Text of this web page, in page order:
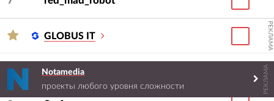
GLOBUS IT РЕКЛАМА
8 KODE
Notamedia
проекты любого уровня сложности
РЕКЛАМА